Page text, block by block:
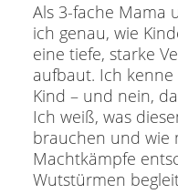
Als 3-fache Mama
ich genau, wie
eine tiefe, starke
aufbaut. Ich
Kind – und nein,
Ich weiß, was
brauchen und wie
Machtkämpfe
Wutstürmen